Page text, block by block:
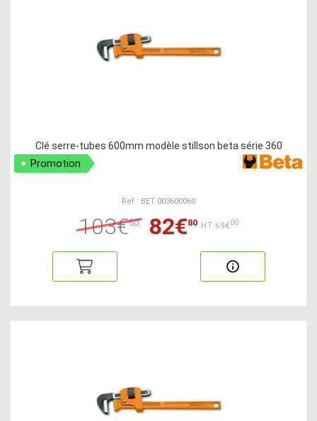
Clé serre-tubes 600mm modèle stillson beta série 360
Promotion
Ref : BET 003600060
103€50 82€80 HT:69€00